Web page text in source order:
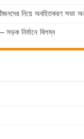
নিয়ে অবহিতকরণ সভা
নির্মানে বিলম্ব